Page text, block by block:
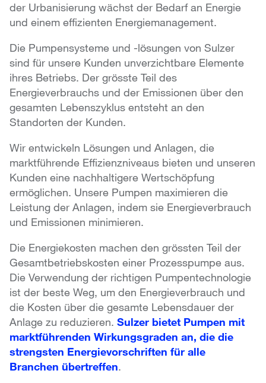
der Urbanisierung wächst der Bedarf an Energie
und einem effizienten Energiemanagement.
Die Pumpensysteme und -lösungen von Sulzer
sind für unsere Kunden unverzichtbare Elemente
ihres Betriebs. Der grösste Teil des
Energieverbrauchs und der Emissionen über den
gesamten Lebenszyklus entsteht an den
Standorten der Kunden.
Wir entwickeln Lösungen und Anlagen, die
marktführende Effizienzniveaus bieten und unseren
Kunden eine nachhaltigere Wertschöpfung
ermöglichen. Unsere Pumpen maximieren die
Leistung der Anlagen, indem sie Energieverbrauch
und Emissionen minimieren.
Die Energiekosten machen den grössten Teil der
Gesamtbetriebskosten einer Prozesspumpe aus.
Die Verwendung der richtigen Pumpentechnologie
ist der beste Weg, um den Energieverbrauch und
die Kosten über die gesamte Lebensdauer der
Anlage zu reduzieren. Sulzer bietet Pumpen mit
marktführenden Wirkungsgraden an, die die
strengsten Energievorschriften für alle
Branchen übertreffen.